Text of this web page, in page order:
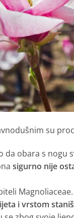
su
obara s nogu
sigurno nije
i vrstom